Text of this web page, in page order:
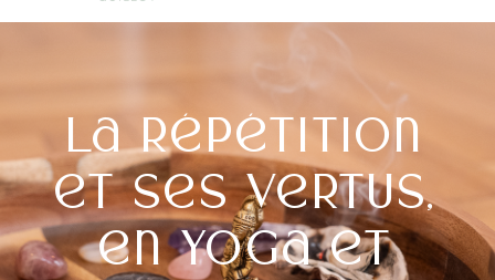
La répétition
et ses vertus,
en yoga et